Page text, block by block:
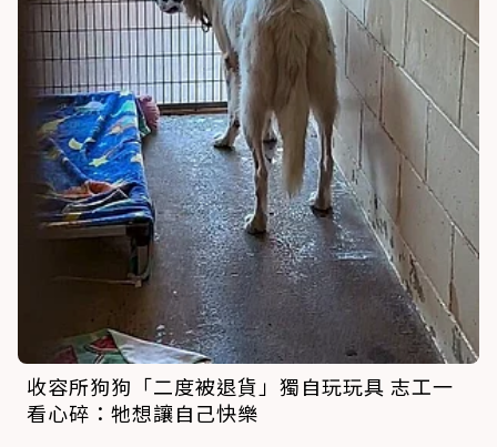
收容所狗狗「二度被退貨」獨自玩玩具 志工一
看心碎：牠想讓自己快樂